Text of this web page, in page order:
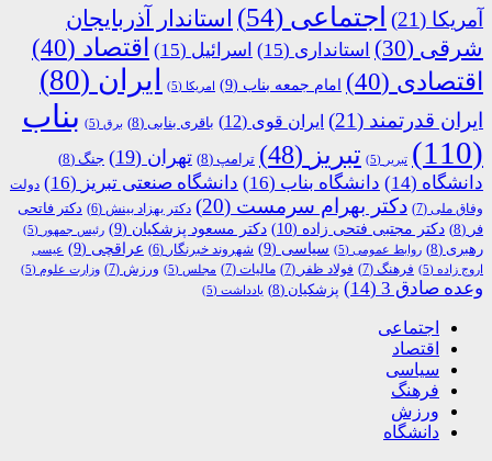
آمریکا (21) اجتماعی (54)
استاندار آذربایجان
شرقی (30) استانداری (15) اسرائیل (15) اقتصاد (40)
اقتصادی (40) امام جمعه بناب (9) امریکا (5) ایران (80)
ایران قدرتمند (21) ایران قوی (12) باقری بنابی (8) برق (5)
بناب
(110)
تبریر (5) تبریز (48) ترامپ (8) تهران (19) جنگ (8)
دانشگاه (14) دانشگاه بناب (16) دانشگاه صنعتی تبریز (16)
دولت
وفاق ملی (7) دکتر بهرام سرمست (20) دکتر بهزاد بینش (6)
دکتر فاتحی
فر (8) دکتر مجتبی فتحی زاده (10) دکتر مسعود پزشکیان (9) رئیس جمهور (5)
رهبری (8) روابط عمومی (5) سیاسی (9) شهروند خبرنگار (6) عراقچی (9)
عیسی
اروج زاده (5) فرهنگ (7) فولاد ظفر (7) مالیات (7) مجلس (5) ورزش (7) وزارت علوم (5)
وعده صادق 3 (14) پزشکیان (8) یادداشت (5)
اجتماعی
اقتصاد
سیاسی
فرهنگ
ورزش
دانشگاه